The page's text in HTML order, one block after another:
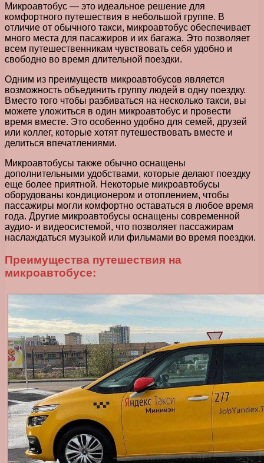
Микроавтобус — это идеальное решение для
комфортного путешествия в небольшой группе. В
отличие от обычного такси, микроавтобус обеспечивает
много места для пасажиров и их багажа. Это позволяет
всем путешественникам чувствовать себя удобно и
свободно во время длительной поездки.
Одним из преимуществ микроавтобусов является
возможность объединить группу людей в одну поездку.
Вместо того чтобы разбиваться на несколько такси, вы
можете уложиться в один микроавтобус и провести
время вместе. Это особенно удобно для семей, друзей
или коллег, которые хотят путешествовать вместе и
делиться впечатлениями.
Микроавтобусы также обычно оснащены
дополнительными удобствами, которые делают поездку
еще более приятной. Некоторые микроавтобусы
оборудованы кондиционером и отоплением, чтобы
пассажиры могли комфортно оставаться в любое время
года. Другие микроавтобусы оснащены современной
аудио- и видеосистемой, что позволяет пассажирам
наслаждаться музыкой или фильмами во время поездки.
Преимущества путешествия на
микроавтобусе: